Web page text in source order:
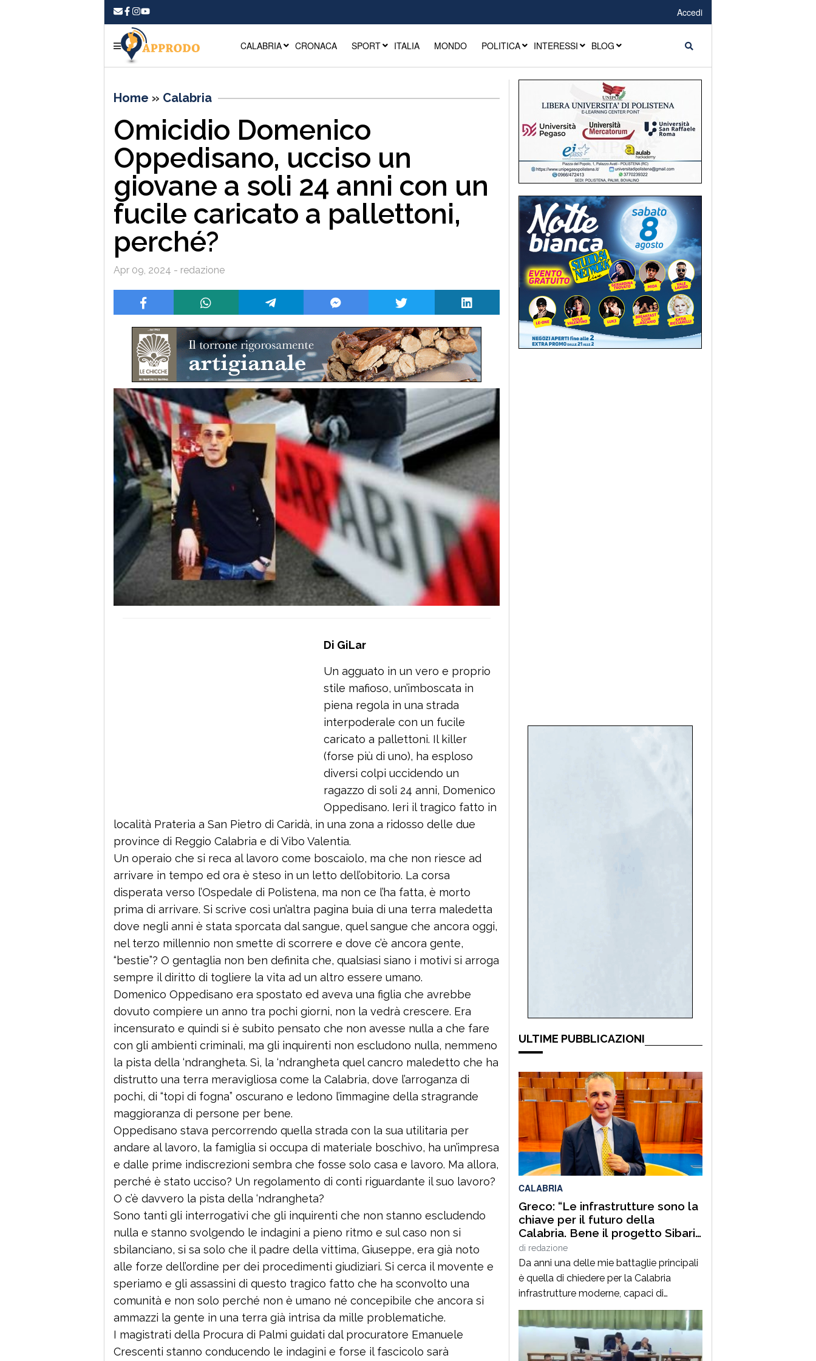
Accedi
CALABRIA CRONACA SPORT ITALIA MONDO POLITICA INTERESSI BLOG
Home » Calabria
Omicidio Domenico
Oppedisano, ucciso un
giovane a soli 24 anni con un
fucile caricato a pallettoni,
perché?
Apr 09, 2024 - redazione
Di GiLar
Un agguato in un vero e proprio
stile mafioso, un’imboscata in
piena regola in una strada
interpoderale con un fucile
caricato a pallettoni. Il killer
(forse più di uno), ha esploso
diversi colpi uccidendo un
ragazzo di soli 24 anni, Domenico
Oppedisano. Ieri il tragico fatto in
località Prateria a San Pietro di Caridà, in una zona a ridosso delle due
province di Reggio Calabria e di Vibo Valentia.
Un operaio che si reca al lavoro come boscaiolo, ma che non riesce ad
arrivare in tempo ed ora è steso in un letto dell’obitorio. La corsa
disperata verso l’Ospedale di Polistena, ma non ce l’ha fatta, è morto
prima di arrivare. Si scrive così un’altra pagina buia di una terra maledetta
dove negli anni è stata sporcata dal sangue, quel sangue che ancora oggi,
nel terzo millennio non smette di scorrere e dove c’è ancora gente,
“bestie”? O gentaglia non ben definita che, qualsiasi siano i motivi si arroga
sempre il diritto di togliere la vita ad un altro essere umano.
Domenico Oppedisano era spostato ed aveva una figlia che avrebbe
dovuto compiere un anno tra pochi giorni, non la vedrà crescere. Era
incensurato e quindi si è subito pensato che non avesse nulla a che fare
con gli ambienti criminali, ma gli inquirenti non escludono nulla, nemmeno
la pista della ‘ndrangheta. Sì, la ‘ndrangheta quel cancro maledetto che ha
distrutto una terra meravigliosa come la Calabria, dove l’arroganza di
pochi, di “topi di fogna” oscurano e ledono l’immagine della stragrande
maggioranza di persone per bene.
Oppedisano stava percorrendo quella strada con la sua utilitaria per
andare al lavoro, la famiglia si occupa di materiale boschivo, ha un’impresa
e dalle prime indiscrezioni sembra che fosse solo casa e lavoro. Ma allora,
perché è stato ucciso? Un regolamento di conti riguardante il suo lavoro?
O c’è davvero la pista della ‘ndrangheta?
Sono tanti gli interrogativi che gli inquirenti che non stanno escludendo
nulla e stanno svolgendo le indagini a pieno ritmo e sul caso non si
sbilanciano, si sa solo che il padre della vittima, Giuseppe, era già noto
alle forze dell’ordine per dei procedimenti giudiziari. Si cerca il movente e
speriamo e gli assassini di questo tragico fatto che ha sconvolto una
comunità e non solo perché non è umano né concepibile che ancora si
ammazzi la gente in una terra già intrisa da mille problematiche.
I magistrati della Procura di Palmi guidati dal procuratore Emanuele
Crescenti stanno conducendo le indagini e forse il fascicolo sarà
ULTIME PUBBLICAZIONI
CALABRIA
Greco: “Le infrastrutture sono la
chiave per il futuro della
Calabria. Bene il progetto Sibari
Fly”
di redazione
Da anni una delle mie battaglie principali
è quella di chiedere per la Calabria
infrastrutture moderne, capaci di
generare sviluppo, creare opportunità e
ridurre quel divario che per troppo tempo
ha penalizzato la nostra regione. La
Sibaritide, in particolare, rappresenta un